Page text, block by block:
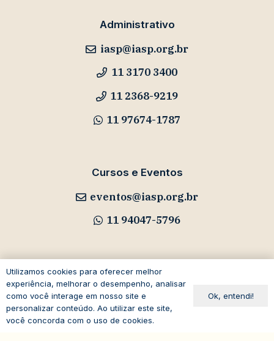
Administrativo
iasp@iasp.org.br
11 3170 3400
11 2368-9219
11 97674-1787
Cursos e Eventos
eventos@iasp.org.br
11 94047-5796
Avenida Paulista, 1294
19º andar – Bela Vista
01310-100 – São Paulo – SP
Utilizamos cookies para oferecer melhor
experiência, melhorar o desempenho, analisar
como você interage em nosso site e
personalizar conteúdo. Ao utilizar este site,
você concorda com o uso de cookies.
Ok, entendi!